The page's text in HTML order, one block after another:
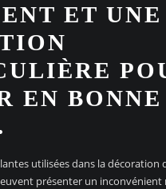
ET UNE
EN BONNE
utilisées dans la décoration
présenter un inconvénient